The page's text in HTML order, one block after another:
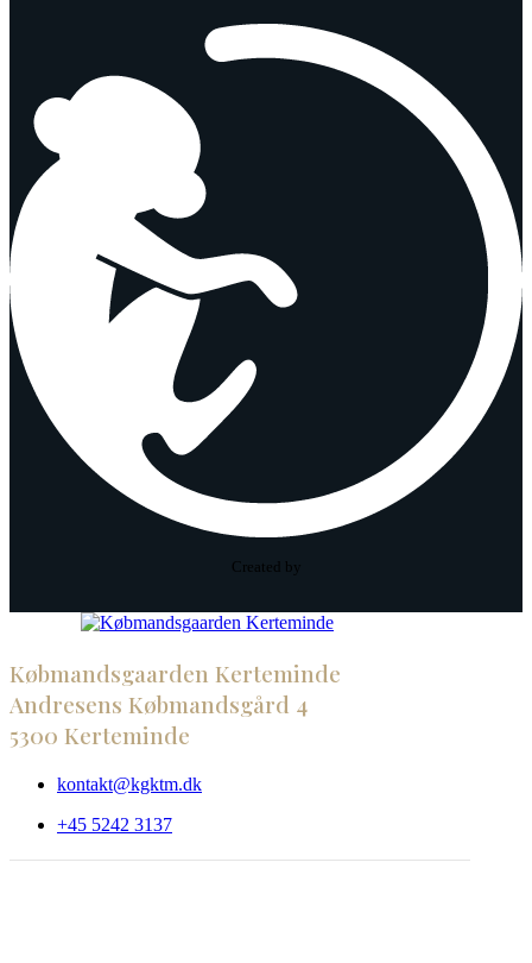
Created by
Købmandsgaarden Kerteminde
Andresens Købmandsgård 4
5300 Kerteminde
kontakt@kgktm.dk
+45 5242 3137